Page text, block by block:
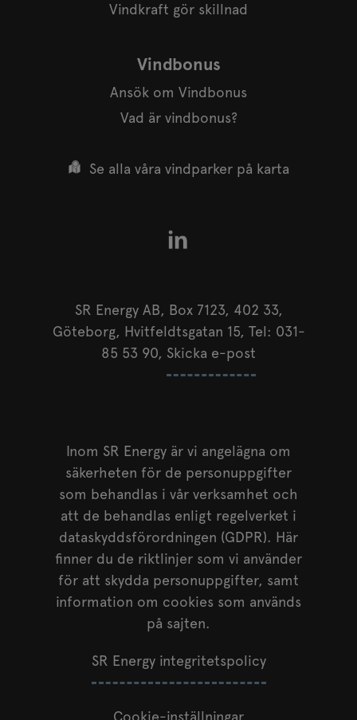
Vindkraft gör skillnad
Vindbonus
Ansök om Vindbonus
Vad är vindbonus?
Se alla våra vindparker på karta
SR Energy AB, Box 7123, 402 33,
Göteborg, Hvitfeldtsgatan 15, Tel: 031-
85 53 90, Skicka e-post
Inom SR Energy är vi angelägna om
säkerheten för de personuppgifter
som behandlas i vår verksamhet och
att de behandlas enligt regelverket i
dataskyddsförordningen (GDPR). Här
finner du de riktlinjer som vi använder
för att skydda personuppgifter, samt
information om cookies som används
på sajten.
SR Energy integritetspolicy
Cookie-inställningar